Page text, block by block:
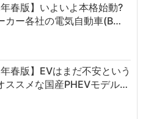
年春版】いよいよ本格始動?
カー各社の電気自動車(B…
年春版】EVはまだ不安という
ススメな国産PHEVモデル…